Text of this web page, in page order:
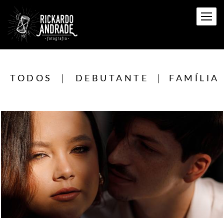
TODOS DEBUTANTE FAMÍLIA